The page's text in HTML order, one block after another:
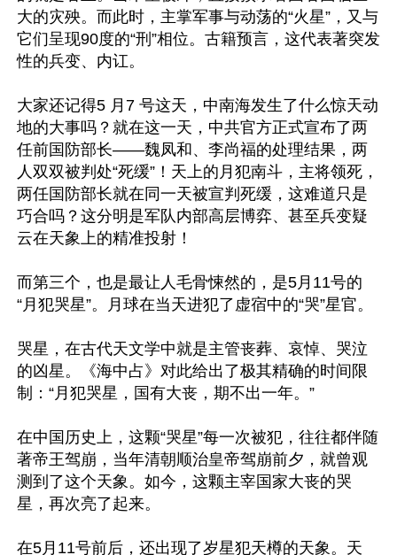
大的灾殃。而此时，主掌军事与动荡的“火星”，又与
它们呈现90度的“刑”相位。古籍预言，这代表著突发
性的兵变、内讧。
大家还记得5 月7 号这天，中南海发生了什么惊天动
地的大事吗？就在这一天，中共官方正式宣布了两
任前国防部长——魏凤和、李尚福的处理结果，两
人双双被判处“死缓”！天上的月犯南斗，主将领死，
两任国防部长就在同一天被宣判死缓，这难道只是
巧合吗？这分明是军队内部高层博弈、甚至兵变疑
云在天象上的精准投射！
而第三个，也是最让人毛骨悚然的，是5月11号的
“月犯哭星”。月球在当天进犯了虚宿中的“哭”星官。
哭星，在古代天文学中就是主管丧葬、哀悼、哭泣
的凶星。《海中占》对此给出了极其精确的时间限
制：“月犯哭星，国有大丧，期不出一年。”
在中国历史上，这颗“哭星”每一次被犯，往往都伴随
著帝王驾崩，当年清朝顺治皇帝驾崩前夕，就曾观
测到了这个天象。如今，这颗主宰国家大丧的哭
星，再次亮了起来。
在5月11号前后，还出现了岁星犯天樽的天象。天